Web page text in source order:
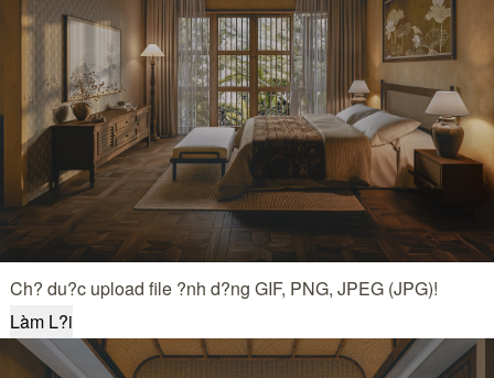
Ch? du?c upload file ?nh d?ng GIF, PNG, JPEG (JPG)!